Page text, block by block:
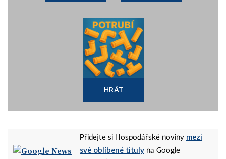
HRÁT
Přidejte si Hospodářské noviny mezi
své oblíbené tituly na Google